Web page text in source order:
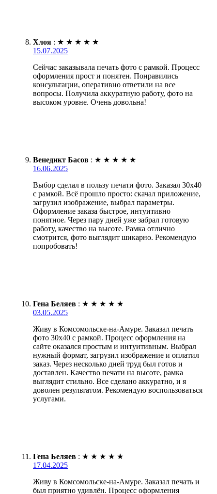
Хлоя : ★ ★ ★ ★ ★
15.07.2025
Сейчас заказывала печать фото с рамкой. Процесс
оформления прост и понятен. Понравились
консультации, оперативно ответили на все
вопросы. Получила аккуратную работу, фото на
высоком уровне. Очень довольна!
Венедикт Басов : ★ ★ ★ ★ ★
16.06.2025
Выбор сделал в пользу печати фото. Заказал 30х40
с рамкой. Всё прошло просто: скачал приложение,
загрузил изображение, выбрал параметры.
Оформление заказа быстрое, интуитивно
понятное. Через пару дней уже забрал готовую
работу, качество на высоте. Рамка отлично
смотрится, фото выглядит шикарно. Рекомендую
попробовать!
Гена Беляев : ★ ★ ★ ★ ★
03.05.2025
Живу в Комсомольске-на-Амуре. Заказал печать
фото 30х40 с рамкой. Процесс оформления на
сайте оказался простым и интуитивным. Выбрал
нужный формат, загрузил изображение и оплатил
заказ. Через несколько дней труд был готов и
доставлен. Качество печати на высоте, рамка
выглядит стильно. Все сделано аккуратно, и я
доволен результатом. Рекомендую воспользоваться
услугами.
Гена Беляев : ★ ★ ★ ★ ★
17.04.2025
Живу в Комсомольске-на-Амуре. Заказал печать и
был приятно удивлён. Процесс оформления